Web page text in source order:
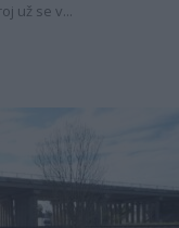
už se v...